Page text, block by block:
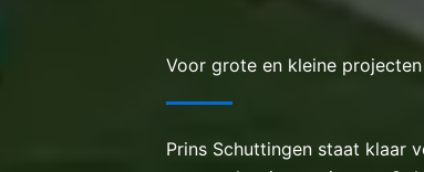
Voor grote en kleine projecten
Prins Schuttingen staat klaar